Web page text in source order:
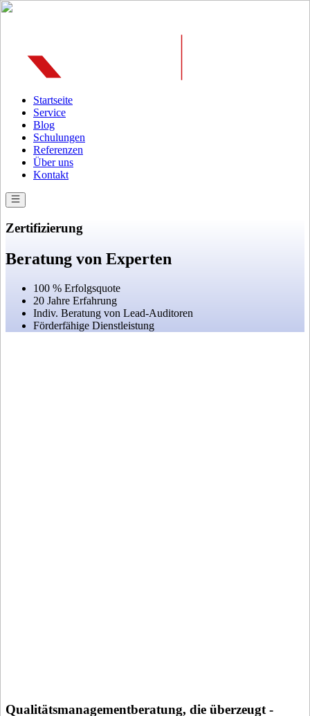
Startseite
Service
Blog
Schulungen
Referenzen
Über uns
Kontakt
Zertifizierung
Beratung von Experten
100 % Erfolgsquote
20 Jahre Erfahrung
Indiv. Beratung von Lead-Auditoren
Förderfähige Dienstleistung
Qualitätsmanagementberatung, die überzeugt -